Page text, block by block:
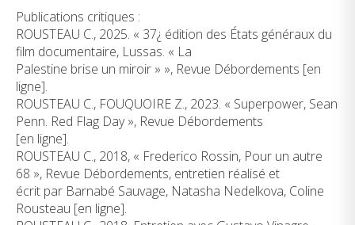
Publications critiques :
ROUSTEAU C., 2025. « 37¿ édition des États généraux du
film documentaire, Lussas. « La
Palestine brise un miroir » », Revue Débordements [en
ligne].
ROUSTEAU C., FOUQUOIRE Z., 2023. « Superpower, Sean
Penn. Red Flag Day », Revue Débordements
[en ligne].
ROUSTEAU C., 2018, « Frederico Rossin, Pour un autre
68 », Revue Débordements, entretien réalisé et
écrit par Barnabé Sauvage, Natasha Nedelkova, Coline
Rousteau [en ligne].